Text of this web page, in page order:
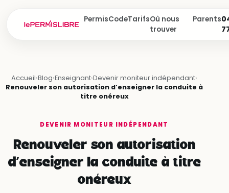
PermisCodeTarifsOù nous
trouver
Parents
Accueil›Blog›Enseignant›Devenir moniteur indépendant›
Renouveler son autorisation d’enseigner la conduite à
titre onéreux
DEVENIR MONITEUR INDÉPENDANT
Renouveler son autorisation
d’enseigner la conduite à titre
onéreux